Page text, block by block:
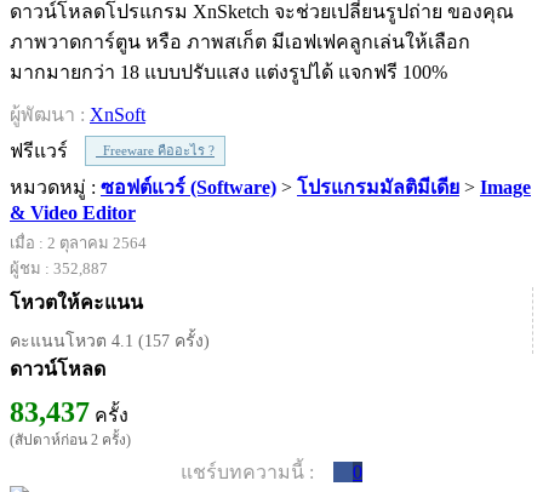
ดาวน์โหลดโปรแกรม XnSketch จะช่วยเปลี่ยนรูปถ่าย ของคุณ
ภาพวาดการ์ตูน หรือ ภาพสเก็ต มีเอฟเฟคลูกเล่นให้เลือก
มากมายกว่า 18 แบบปรับแสง แต่งรูปได้ แจกฟรี 100%
ผู้พัฒนา : XnSoft
ฟรีแวร์
Freeware คืออะไร ?
หมวดหมู่ : ซอฟต์แวร์ (Software) > โปรแกรมมัลติมีเดีย > Image
& Video Editor
เมื่อ : 2 ตุลาคม 2564
ผู้ชม : 352,887
โหวตให้คะแนน
คะแนนโหวต 4.1 (157 ครั้ง)
ดาวน์โหลด
83,437 ครั้ง
(สัปดาห์ก่อน 2 ครั้ง)
แชร์บทความนี้ : 0